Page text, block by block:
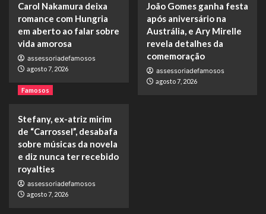
Carol Nakamura deixa
romance com Hungria
em aberto ao falar sobre
vida amorosa
assessoriadefamosos
agosto 7, 2026
João Gomes ganha festa
após aniversário na
Austrália, e Ary Mirelle
revela detalhes da
comemoração
assessoriadefamosos
agosto 7, 2026
Famosos
Stefany, ex-atriz mirim
de “Carrossel”, desabafa
sobre músicas da novela
e diz nunca ter recebido
royalties
assessoriadefamosos
agosto 7, 2026